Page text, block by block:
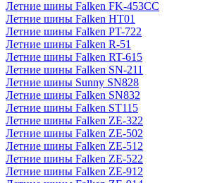
Летние шины Falken FK-453CC
Летние шины Falken HT01
Летние шины Falken PT-722
Летние шины Falken R-51
Летние шины Falken RT-615
Летние шины Falken SN-211
Летние шины Sunny SN828
Летние шины Falken SN832
Летние шины Falken ST115
Летние шины Falken ZE-322
Летние шины Falken ZE-502
Летние шины Falken ZE-512
Летние шины Falken ZE-522
Летние шины Falken ZE-912